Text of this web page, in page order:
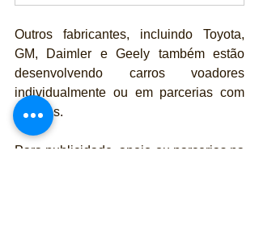
Outros fabricantes, incluindo Toyota,
GM, Daimler e Geely também estão
desenvolvendo carros voadores
individualmente ou em parcerias com
startups.
Para publicidade, apoio ou parcerias na